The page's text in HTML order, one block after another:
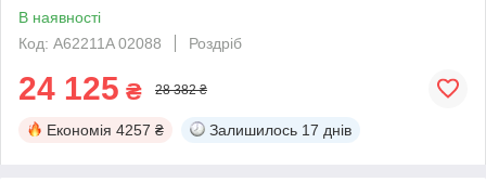
В наявності
Код: A62211A 02088
Роздріб
24 125 ₴ 28 382 ₴
Економія 4257 ₴ Залишилось 17 днів